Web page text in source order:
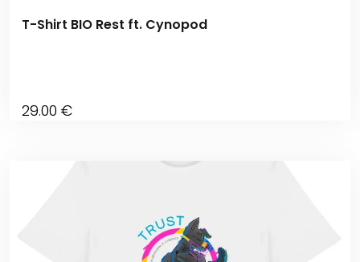
T-Shirt BIO Rest ft. Cynopod
29.00 €